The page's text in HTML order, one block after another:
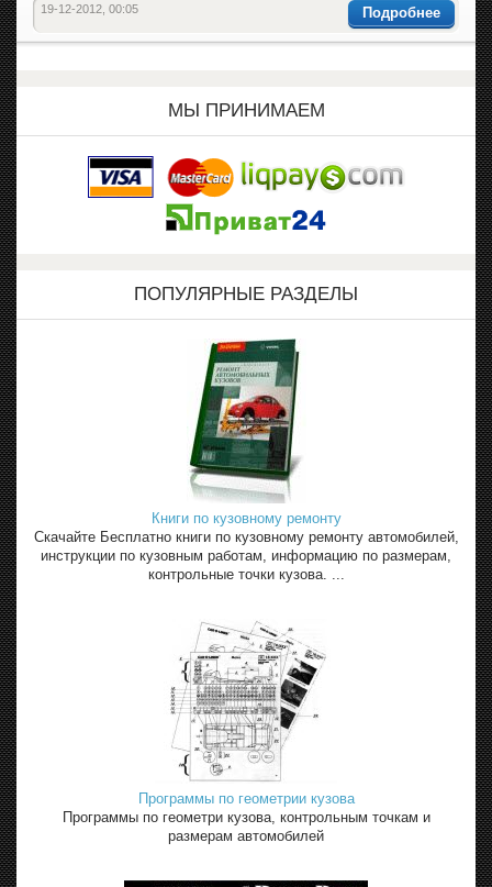
Подробнее
19-12-2012, 00:05
МЫ ПРИНИМАЕМ
ПОПУЛЯРНЫЕ РАЗДЕЛЫ
Книги по кузовному ремонту
Скачайте Бесплатно книги по кузовному ремонту автомобилей,
инструкции по кузовным работам, информацию по размерам,
контрольные точки кузова. ...
Программы по геометрии кузова
Программы по геометри кузова, контрольным точкам и
размерам автомобилей